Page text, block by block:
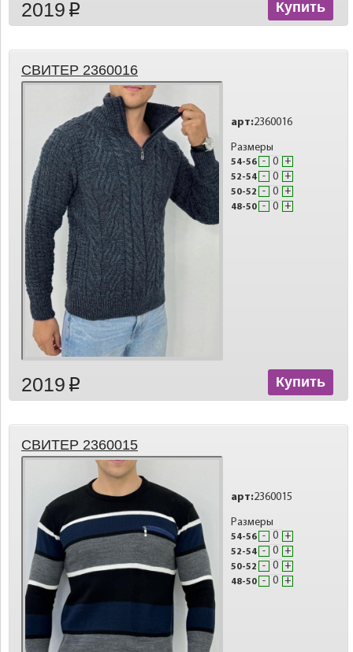
2019 p Купить
СВИТЕР 2360016
арт:2360016
Размеры
54-56 - +
52-54 - +
50-52 - +
48-50 - +
2019 p Купить
СВИТЕР 2360015
арт:2360015
Размеры
54-56 - +
52-54 - +
50-52 - +
48-50 - +